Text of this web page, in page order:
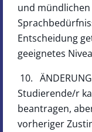
und
Entscheidung
geeignetes
10.
Studierende/r
beantragen,
vorheriger